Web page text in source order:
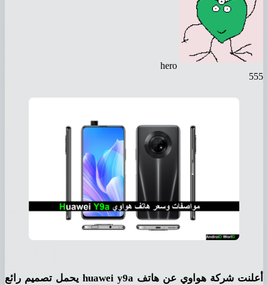
hero
أعلنت شركة هواوي عن هاتف huawei y9a يحمل تصميم رائع